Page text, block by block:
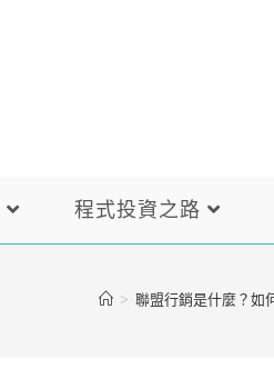
程式投資之路
> 聯盟行銷是什麼？如